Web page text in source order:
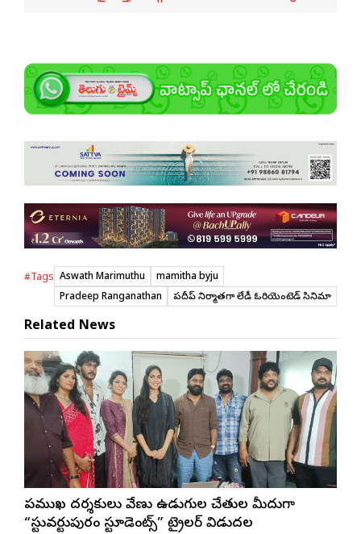
#Tags Aswath Marimuthu
mamitha byju
Pradeep Ranganathan
ప్ర‌దీప్ నిర్మాత‌గా లేడీ ఓరియెంటెడ్ సినిమా
Related News
ప్రముఖ దర్శకులు వేణు ఉడుగుల చేతుల మీదుగా
“స్టువర్టుపురం స్టూడెంట్స్” ట్రైలర్ విడుదల